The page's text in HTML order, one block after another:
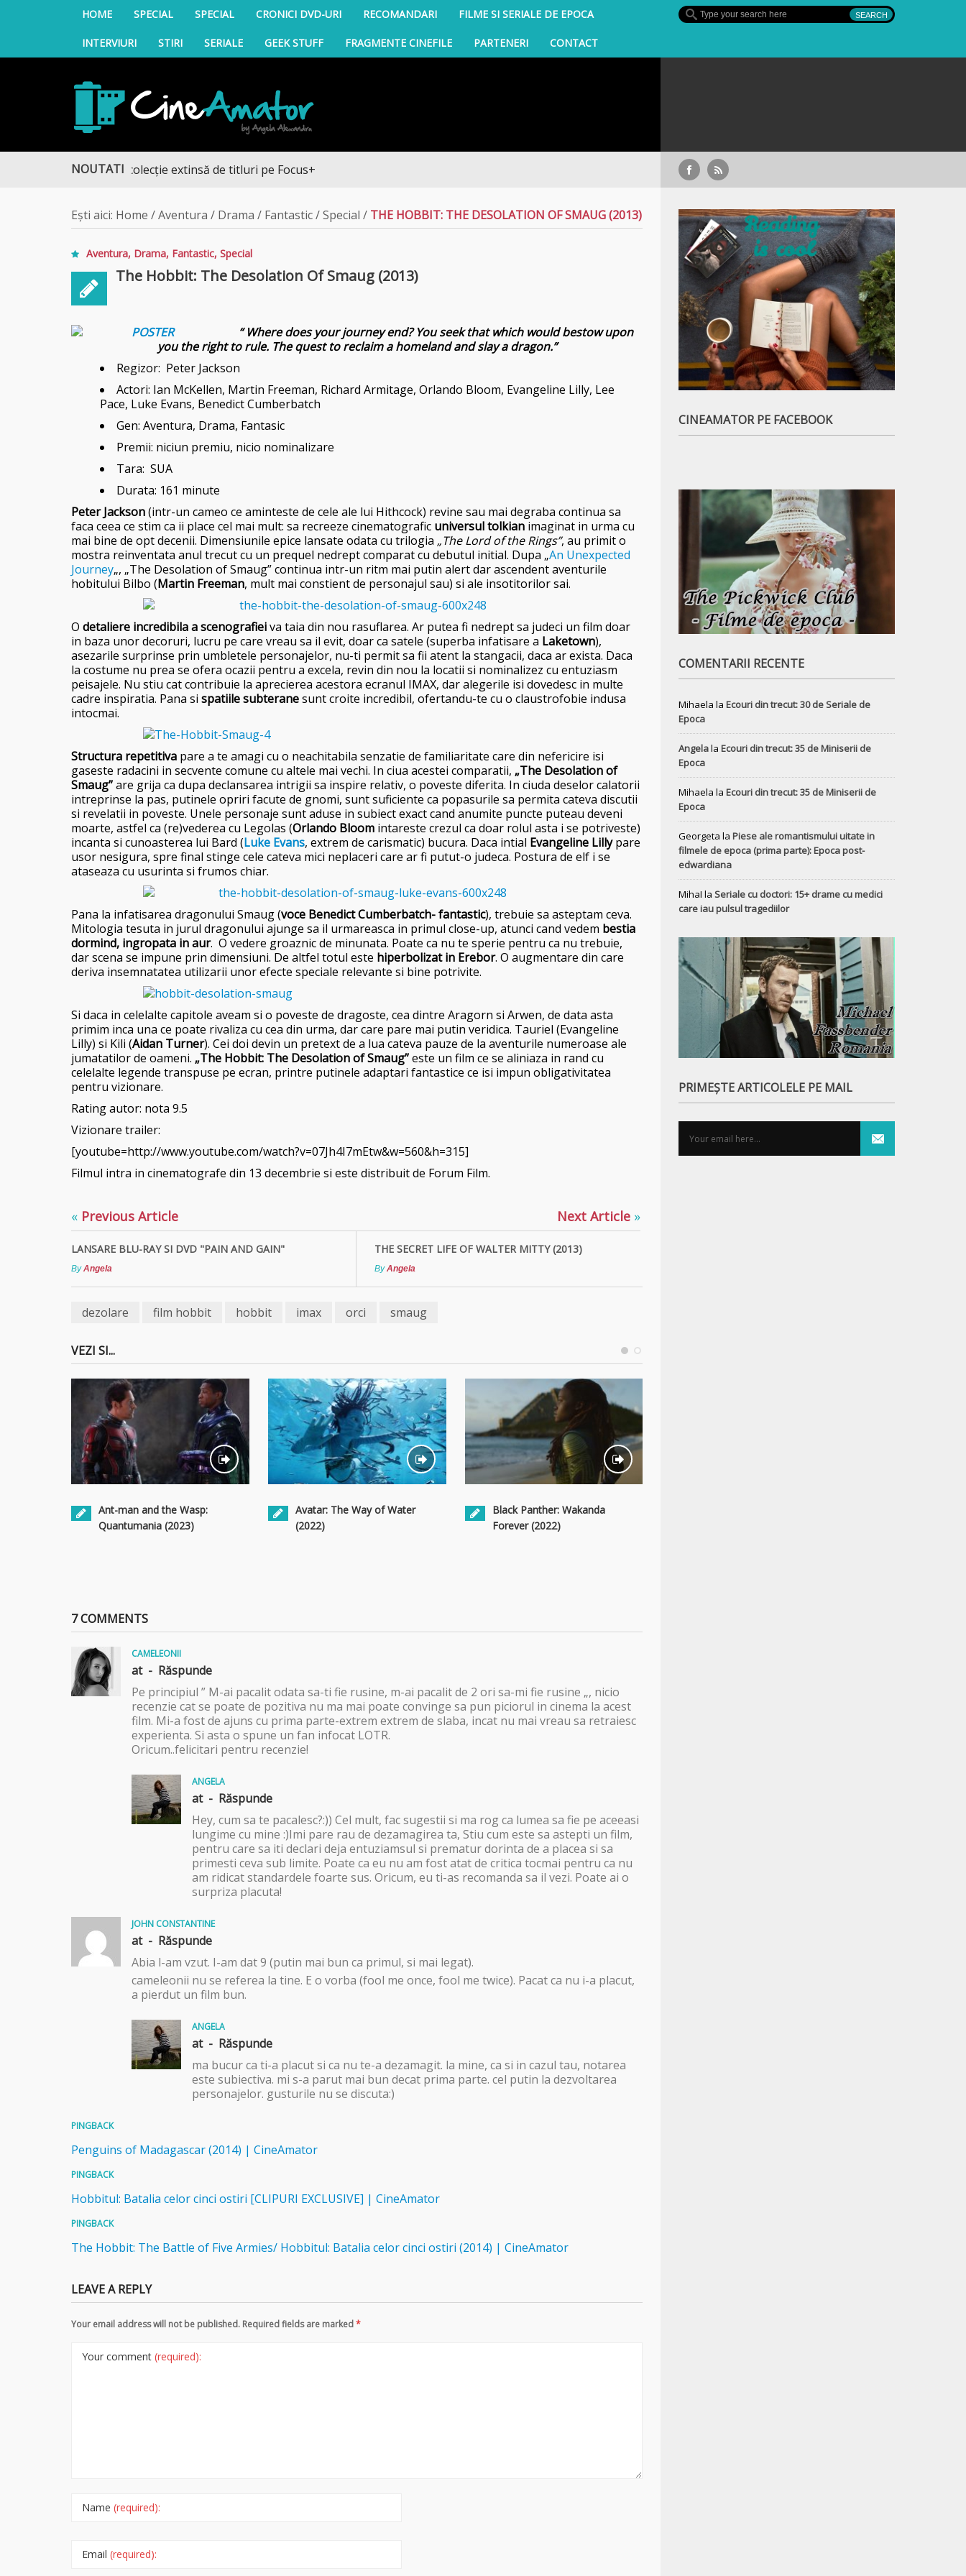
HOME SPECIAL SPECIAL CRONICI DVD-URI RECOMANDARI FILME SI SERIALE DE EPOCA
INTERVIURI STIRI SERIALE GEEK STUFF FRAGMENTE CINEFILE PARTENERI CONTACT
CineAmator
NOUTATI
noua colecție extinsă de titluri pe Focus+ Al Doilea Război Mondial – serie eveniment cu Tom
Ești aici: Home /Aventura / Drama / Fantastic/Special / THE HOBBIT: THE DESOLATION OF SMAUG (2013)
Aventura, Drama, Fantastic, Special
The Hobbit: The Desolation Of Smaug (2013)
“ Where does your journey end? You seek that which would bestow upon
you the right to rule. The quest to reclaim a homeland and slay a dragon.”
Regizor: Peter Jackson
Actori: Ian McKellen, Martin Freeman, Richard Armitage, Orlando Bloom, Evangeline Lilly, Lee
Pace, Luke Evans, Benedict Cumberbatch
Gen: Aventura, Drama, Fantasic
Premii: niciun premiu, nicio nominalizare
Tara: SUA
Durata: 161 minute
Peter Jackson(intr-un cameo ce aminteste de cele ale lui Hithcock) revine sau mai degraba continua sa
faca ceea ce stim ca ii place cel mai mult: sa recreeze cinematografic universul tolkian imaginat in urma cu
mai bine de opt decenii. Dimensiunile epice lansate odata cu trilogia „The Lord of the Rings”, au primit o
mostra reinventata anul trecut cu un prequel nedrept comparat cu debutul initial. Dupa „An Unexpected
Journey„, „The Desolation of Smaug” continua intr-un ritm mai putin alert dar ascendent aventurile
hobitului Bilbo (Martin Freeman, mult mai constient de personajul sau) si ale insotitorilor sai.
O detaliere incredibila a scenografieiva taia din nou rasuflarea. Ar putea fi nedrept sa judeci un film doar
in baza unor decoruri, lucru pe care vreau sa il evit, doar ca satele (superba infatisare a Laketown),
asezarile surprinse prin umbletele personajelor, nu-ti permit sa fii atent la stangacii, daca ar exista. Daca
la costume nu prea se ofera ocazii pentru a excela, revin din nou la locatii si nominalizez cu entuziasm
peisajele. Nu stiu cat contribuie la aprecierea acestora ecranul IMAX, dar alegerile isi dovedesc in multe
cadre inspiratia. Pana si spatiile subteranesunt croite incredibil, ofertandu-te cu o claustrofobie indusa
intocmai.
Structura repetitiva pare a te amagi cu o neachitabila senzatie de familiaritate care din nefericire isi
gaseste radacini in secvente comune cu altele mai vechi. In ciua acestei comparatii, „The Desolation of
Smaug”are grija ca dupa declansarea intrigii sa inspire relativ, o poveste diferita. In ciuda deselor calatorii
intreprinse la pas, putinele opriri facute de gnomi, sunt suficiente ca popasurile sa permita cateva discutii
si revelatii in poveste. Unele personaje sunt aduse in subiect exact cand anumite puncte puteau deveni
moarte, astfel ca (re)vederea cu Legolas (Orlando Bloom intareste crezul ca doar rolul asta i se potriveste)
incanta si cunoasterea lui Bard (Luke Evans, extrem de carismatic) bucura. Daca intial Evangeline Lillypare
usor nesigura, spre final stinge cele cateva mici neplaceri care ar fi putut-o judeca. Postura de elf i se
ataseaza cu usurinta si frumos chiar.
Pana la infatisarea dragonului Smaug (voce Benedict Cumberbatch- fantastic), trebuie sa asteptam ceva.
Mitologia tesuta in jurul dragonului ajunge sa il urmareasca in primul close-up, atunci cand vedem bestia
dormind, ingropata in aur. O vedere groaznic de minunata. Poate ca nu te sperie pentru ca nu trebuie,
dar scena se impune prin dimensiuni. De altfel totul este hiperbolizat in Erebor. O augmentare din care
deriva insemnatatea utilizarii unor efecte speciale relevante si bine potrivite.
Si daca in celelalte capitole aveam si o poveste de dragoste, cea dintre Aragorn si Arwen, de data asta
primim inca una ce poate rivaliza cu cea din urma, dar care pare mai putin veridica. Tauriel (Evangeline
Lilly) si Kili (Aidan Turner). Cei doi devin un pretext de a lua cateva pauze de la aventurile numeroase ale
jumatatilor de oameni. „The Hobbit: The Desolation of Smaug”este un film ce se aliniaza in rand cu
celelalte legende transpuse pe ecran, printre putinele adaptari fantastice ce isi impun obligativitatea
pentru vizionare.
Rating autor: nota 9.5
Vizionare trailer:
[youtube=http://www.youtube.com/watch?v=07Jh4I7mEtw&w=560&h=315]
Filmul intra in cinematografe din 13 decembrie si este distribuit de Forum Film.
« Previous Article
LANSARE BLU-RAY SI DVD "PAIN AND GAIN"
ByAngela
Next Article »
THE SECRET LIFE OF WALTER MITTY (2013)
ByAngela
dezolare film hobbit hobbit imax orci smaug
VEZI SI...
Ant-man and the Wasp:
Quantumania (2023)
Avatar: The Way of Water
(2022)
Black Panther: Wakanda
Forever (2022)
7 COMMENTS
CAMELEONII
at - Răspunde
Pe principiul ” M-ai pacalit odata sa-ti fie rusine, m-ai pacalit de 2 ori sa-mi fie rusine „, nicio
recenzie cat se poate de pozitiva nu ma mai poate convinge sa pun piciorul in cinema la acest
film. Mi-a fost de ajuns cu prima parte-extrem extrem de slaba, incat nu mai vreau sa retraiesc
experienta. Si asta o spune un fan infocat LOTR.
Oricum..felicitari pentru recenzie!
ANGELA
at - Răspunde
Hey, cum sa te pacalesc?:)) Cel mult, fac sugestii si ma rog ca lumea sa fie pe aceeasi
lungime cu mine :)Imi pare rau de dezamagirea ta, Stiu cum este sa astepti un film,
pentru care sa iti declari deja entuziamsul si prematur dorinta de a placea si sa
primesti ceva sub limite. Poate ca eu nu am fost atat de critica tocmai pentru ca nu
am ridicat standardele foarte sus. Oricum, eu ti-as recomanda sa il vezi. Poate ai o
surpriza placuta!
JOHN CONSTANTINE
at - Răspunde
Abia l-am vzut. I-am dat 9 (putin mai bun ca primul, si mai legat).
cameleonii nu se referea la tine. E o vorba (fool me once, fool me twice). Pacat ca nu i-a placut,
a pierdut un film bun.
ANGELA
at - Răspunde
ma bucur ca ti-a placut si ca nu te-a dezamagit. la mine, ca si in cazul tau, notarea
este subiectiva. mi s-a parut mai bun decat prima parte. cel putin la dezvoltarea
personajelor. gusturile nu se discuta:)
PINGBACK
Penguins of Madagascar (2014) | CineAmator
PINGBACK
Hobbitul: Batalia celor cinci ostiri [CLIPURI EXCLUSIVE] | CineAmator
PINGBACK
The Hobbit: The Battle of Five Armies/ Hobbitul: Batalia celor cinci ostiri (2014) | CineAmator
LEAVE A REPLY
Your email address will not be published. Required fields are marked*
Your comment (required):
Name (required):
Email (required):
CINEAMATOR PE FACEBOOK
COMENTARII RECENTE
Mihaela la Ecouri din trecut: 30 de Seriale de
Epoca
Angelala Ecouri din trecut: 35 de Miniserii de
Epoca
Mihaela la Ecouri din trecut: 35 de Miniserii de
Epoca
Georgeta la Piese ale romantismului uitate in
filmele de epoca (prima parte): Epoca post-
edwardiana
MihaI la Seriale cu doctori: 15+ drame cu medici
care iau pulsul tragediilor
PRIMEȘTE ARTICOLELE PE MAIL